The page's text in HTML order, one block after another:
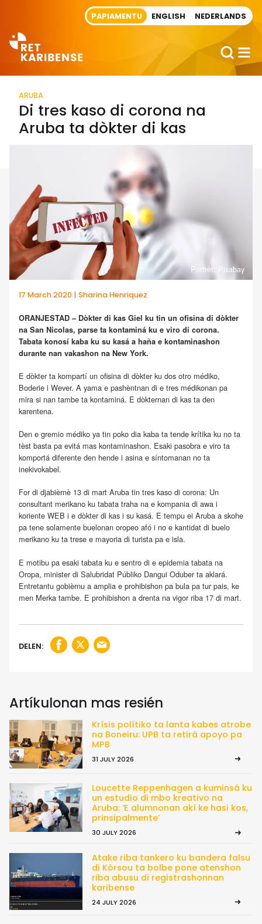
PAPIAMENTU ENGLISH NEDERLANDS
ARUBA
Di tres kaso di corona na
Aruba ta dòkter di kas
Portrèt: Pixabay
17 March 2020 | Sharina Henriquez
ORANJESTAD – Dòkter di kas Giel ku tin un ofisina di dòkter
na San Nicolas, parse ta kontaminá ku e viro di corona.
Tabata konosí kaba ku su kasá a haña e kontaminashon
durante nan vakashon na New York.
E dòkter ta kompartí un ofisina di dòkter ku dos otro médiko,
Boderie i Wever. A yama e pashèntnan di e tres médikonan pa
mira si nan tambe ta kontaminá. E dòkternan di kas ta den
karentena.
Den e gremio médiko ya tin poko dia kaba ta tende krítika ku no ta
tèst basta pa evitá mas kontaminashon. Esaki pasobra e viro ta
komportá diferente den hende i asina e síntomanan no ta
inekivokabel.
For di djabièrnè 13 di mart Aruba tin tres kaso di corona: Un
consultant merikano ku tabata traha na e kompania di awa i
koriente WEB i e dòkter di kas i su kasá. E tempu ei Aruba a skohe
pa tene solamente buelonan oropeo afó i no e kantidat di buelo
merikano ku ta trese e mayoria di turista pa e isla.
E motibu pa esaki tabata ku e sentro di e epidemia tabata na
Oropa, minister di Salubridat Públiko Dangui Oduber ta aklará.
Entretantu gobièrnu a amplia e prohibishon pa bula pa tur pais, ke
men Merka tambe. E prohibishon a drenta na vigor riba 17 di mart.
DELEN:
Artíkulonan mas resién
Krísis polítiko ta lanta kabes atrobe
na Boneiru: UPB ta retirá apoyo pa
MPB
31 JULY 2026
Loucette Reppenhagen a kuminsá ku
un estudio di mbo kreativo na
Aruba: ‘E alumnonan akí ke hasi kos,
prinsipalmente’
30 JULY 2026
Atake riba tankero ku bandera falsu
di Kòrsou ta bolbe pone atenshon
riba abusu di registrashonnan
karibense
24 JULY 2026